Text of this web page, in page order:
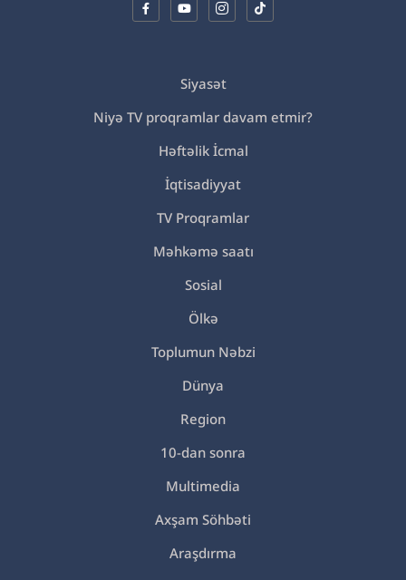
Siyasət
Niyə TV proqramlar davam etmir?
Həftəlik İcmal
İqtisadiyyat
TV Proqramlar
Məhkəmə saatı
Sosial
Ölkə
Toplumun Nəbzi
Dünya
Region
10-dan sonra
Multimedia
Axşam Söhbəti
Araşdırma